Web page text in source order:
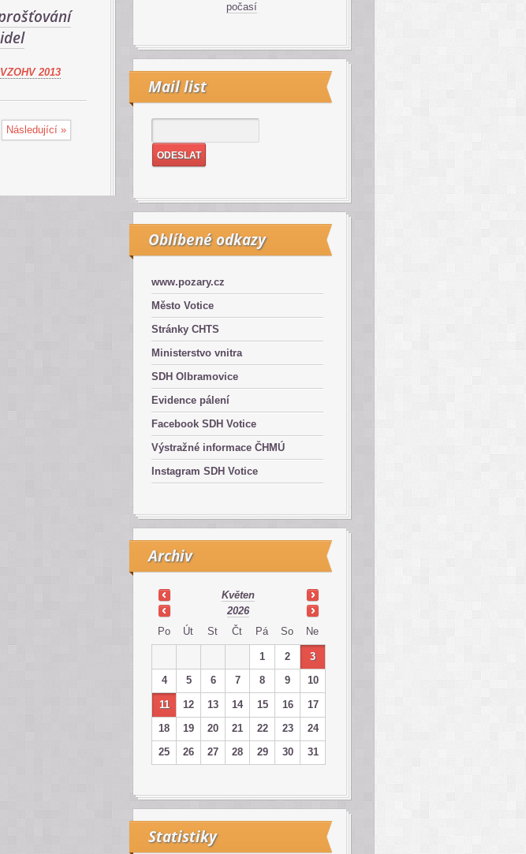
2013
Následující »
počasí
Mail list
Oblíbené odkazy
www.pozary.cz
Město Votice
Stránky CHTS
Ministerstvo vnitra
SDH Olbramovice
Evidence pálení
Facebook SDH Votice
Výstražné informace ČHMÚ
Instagram SDH Votice
Archiv
Květen
2026
Po
Út St Čt Pá So Ne
1 2
3
4
5 6 7 8 9 10
11 12 13 14 15 16
17
18
19 20 21 22 23
24
25
26 27 28 29 30 31
Statistiky